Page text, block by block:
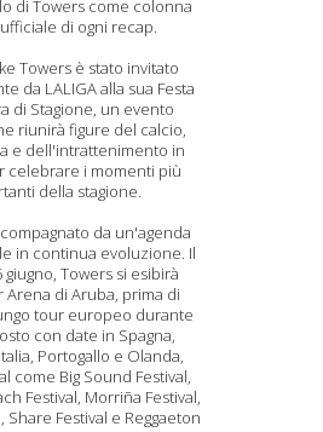
di Towers come colonna
di ogni recap.
Towers è stato invitato
da LALIGA alla sua Festa
di Stagione, un evento
riunirà figure del calcio,
e dell'intrattenimento in
celebrare i momenti più
della stagione.
da un'agenda
in continua evoluzione. Il
giugno, Towers si esibirà
Arena di Aruba, prima di
tour europeo durante
con date in Spagna,
Portogallo e Olanda,
come Big Sound Festival,
Festival, Morriña Festival,
Share Festival e Reggaeton